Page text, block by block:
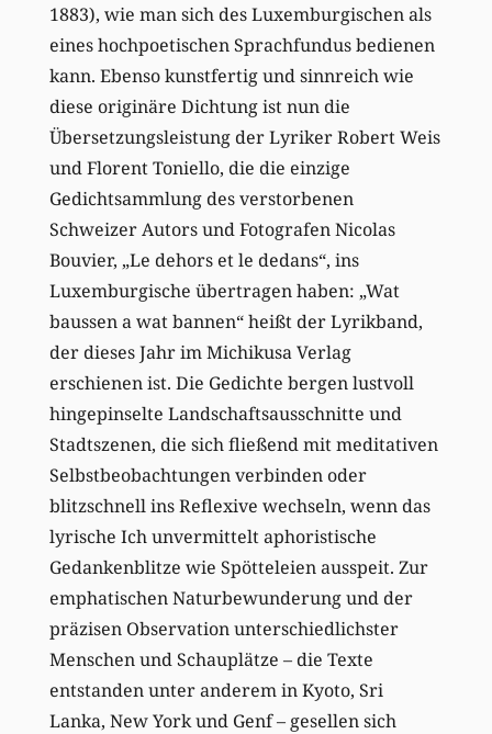
1883), wie man sich des Luxemburgischen als
eines hochpoetischen Sprachfundus bedienen
kann. Ebenso kunstfertig und sinnreich wie
diese originäre Dichtung ist nun die
Übersetzungsleistung der Lyriker Robert Weis
und Florent Toniello, die die einzige
Gedichtsammlung des verstorbenen
Schweizer Autors und Fotografen Nicolas
Bouvier, „Le dehors et le dedans“, ins
Luxemburgische übertragen haben: „Wat
baussen a wat bannen“ heißt der Lyrikband,
der dieses Jahr im Michikusa Verlag
erschienen ist. Die Gedichte bergen lustvoll
hingepinselte Landschaftsausschnitte und
Stadtszenen, die sich fließend mit meditativen
Selbstbeobachtungen verbinden oder
blitzschnell ins Reflexive wechseln, wenn das
lyrische Ich unvermittelt aphoristische
Gedankenblitze wie Spötteleien ausspeit. Zur
emphatischen Naturbewunderung und der
präzisen Observation unterschiedlichster
Menschen und Schauplätze – die Texte
entstanden unter anderem in Kyoto, Sri
Lanka, New York und Genf – gesellen sich